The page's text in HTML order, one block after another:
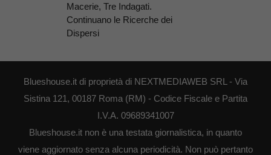
Macerie, Tre Indagati.
Continuano le Ricerche dei
Dispersi
Blueshouse.it di proprietà di NEXTMEDIAWEB SRL - Via
Sistina 121, 00187 Roma (RM) - Codice Fiscale e Partita
I.V.A. 09689341007
Blueshouse.it non è una testata giornalistica, in quanto
viene aggiornato senza alcuna periodicità. Non può pertanto